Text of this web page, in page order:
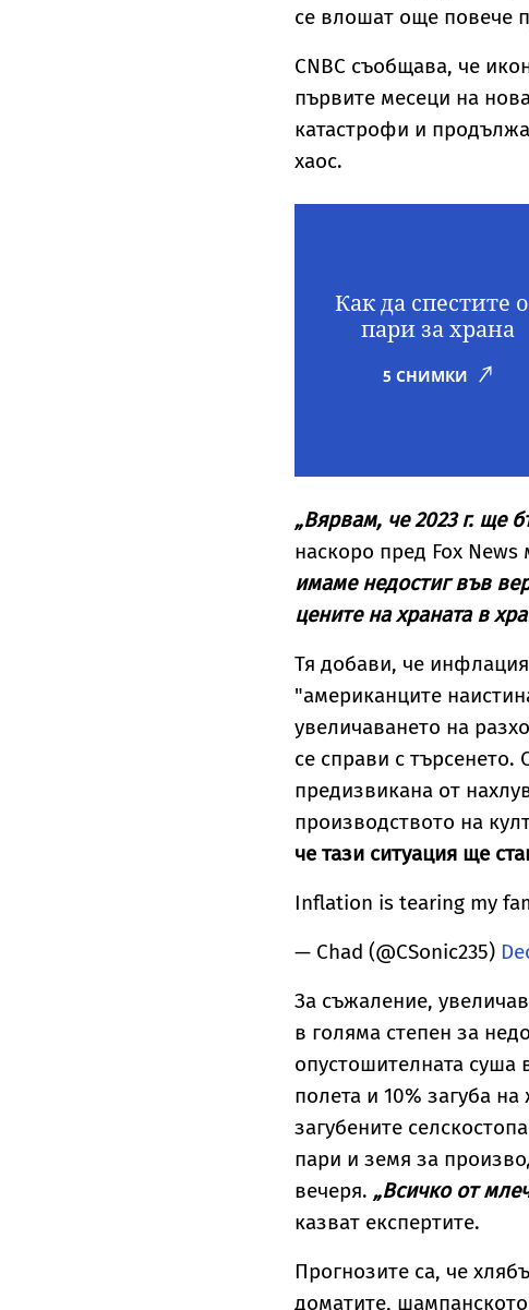
се влошат още повече
CNBC съобщава, че
първите месеци на
катастрофи и
хаос.
Как да спестите
пари за храна
5 СНИМКИ
„Вярвам, че 2023 г. ще
наскоро пред Fox
имаме недостиг във
цените на храната в
Тя добави, че
"американците
увеличаването на
се справи с търсенето.
предизвикана от
производството на
че тази ситуация ще
Inflation is tearing my
— Chad (@CSonic235)
За съжаление,
в голяма степен за
опустошителната
полета и 10% загуба
загубените
пари и земя за
вечеря. „Всичко от
казват експертите.
Прогнозите са, че
доматите,